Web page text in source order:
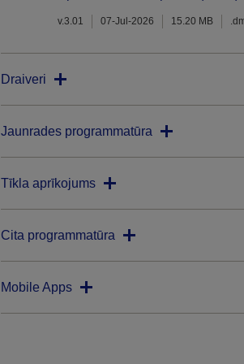
v.3.01 07-Jul-2026 15.20 MB
Draiveri
Jaunrades programmatūra
Tīkla aprīkojums
Cita programmatūra
Mobile Apps